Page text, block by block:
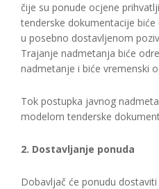
čije su ponude ocjene
tenderske dokumentacije
u posebno dostavljenom
Trajanje nadmetanja biće
nadmetanje i biće vremenski
Tok postupka javnog
modelom tenderske
2. Dostavljanje ponuda
Dobavljač će ponudu